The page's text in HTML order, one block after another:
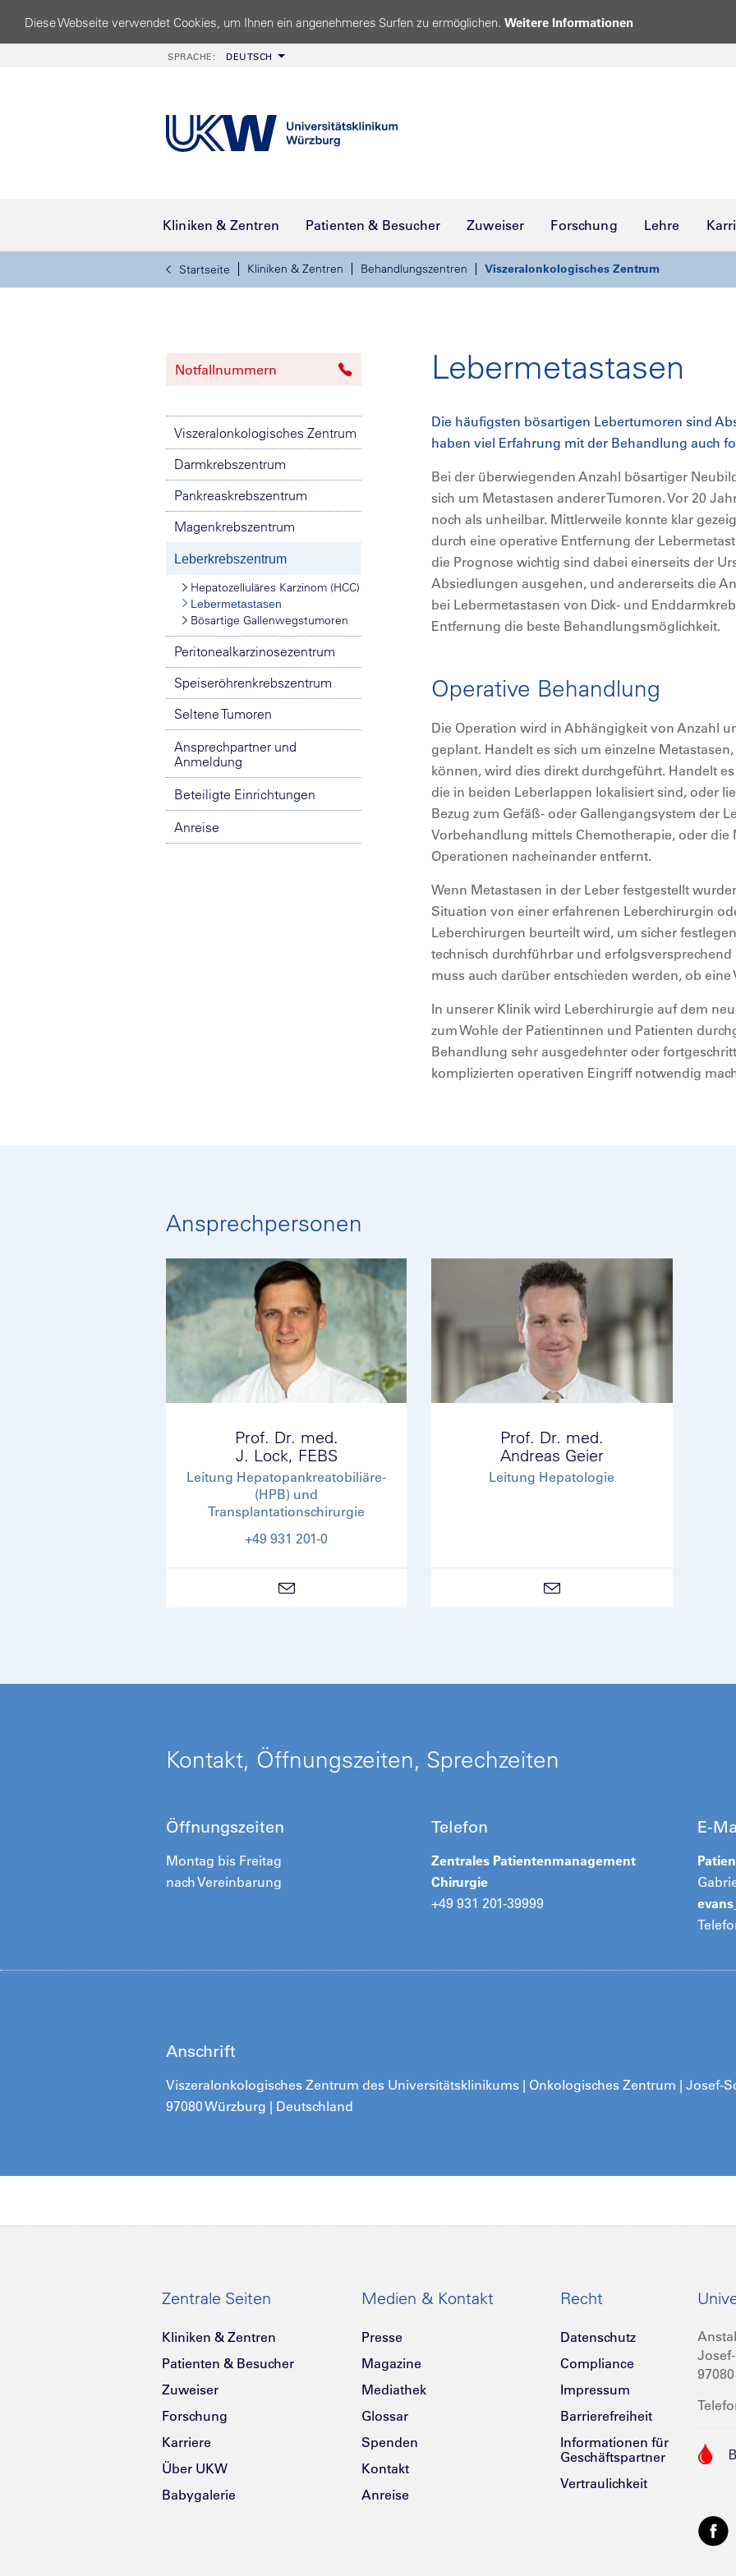
Diese Webseite verwendet Cookies, um Ihnen ein angenehmeres Surfen zu ermöglichen. Weitere Informationen
SPRACHE: DEUTSCH
Kliniken & Zentren Patienten & Besucher Zuweiser Forschung Lehre
Startseite Kliniken & Zentren Behandlungszentren Viszeralonkologisches Zentrum
Notfallnummern
Viszeralonkologisches Zentrum
Darmkrebszentrum
Pankreaskrebszentrum
Magenkrebszentrum
Leberkrebszentrum
Hepatozelluläres Karzinom (HCC)
Lebermetastasen
Bösartige Gallenwegstumoren
Peritonealkarzinosezentrum
Speiseröhrenkrebszentrum
Seltene Tumoren
Ansprechpartner und
Anmeldung
Beteiligte Einrichtungen
Anreise
Lebermetastasen
Die häufigsten bösartigen Lebertumoren sind
haben viel Erfahrung mit der Behandlung auch
Bei der überwiegenden Anzahl bösartiger
sich um Metastasen anderer Tumoren. Vor 20
noch als unheilbar. Mittlerweile konnte klar
durch eine operative Entfernung der
die Prognose wichtig sind dabei einerseits der
Absiedlungen ausgehen, und andererseits die
bei Lebermetastasen von Dick- und
Entfernung die beste Behandlungsmöglichkeit.
Operative Behandlung
Die Operation wird in Abhängigkeit von Anzahl
geplant. Handelt es sich um einzelne
können, wird dies direkt durchgeführt. Handelt
die in beiden Leberlappen lokalisiert sind, oder
Bezug zum Gefäß- oder Gallengangsystem der
Vorbehandlung mittels Chemotherapie, oder
Operationen nacheinander entfernt.
Wenn Metastasen in der Leber festgestellt
Situation von einer erfahrenen Leberchirurgin
Leberchirurgen beurteilt wird, um sicher
technisch durchführbar und
muss auch darüber entschieden werden, ob
In unserer Klinik wird Leberchirurgie auf dem
zum Wohle der Patientinnen und Patienten
Behandlung sehr ausgedehnter oder
komplizierten operativen Eingriff notwendig
Ansprechpersonen
Prof. Dr. med.
J. Lock, FEBS
Leitung Hepatopankreatobiliäre-
(HPB) und
Transplantationschirurgie
+49 931 201-0
Prof. Dr. med.
Andreas Geier
Leitung Hepatologie
Kontakt, Öffnungszeiten, Sprechzeiten
Öffnungszeiten
Montag bis Freitag
nach Vereinbarung
Telefon
Zentrales Patientenmanagement
Chirurgie
+49 931 201-39999
E-
Anschrift
Viszeralonkologisches Zentrum des Universitätsklinikums | Onkologisches Zentrum | Josef-
97080 Würzburg | Deutschland
Zentrale Seiten
Kliniken & Zentren
Patienten & Besucher
Zuweiser
Forschung
Karriere
Über UKW
Babygalerie
Medien & Kontakt
Presse
Magazine
Mediathek
Glossar
Spenden
Kontakt
Anreise
Recht
Datenschutz
Compliance
Impressum
Barrierefreiheit
Informationen für
Geschäftspartner
Vertraulichkeit